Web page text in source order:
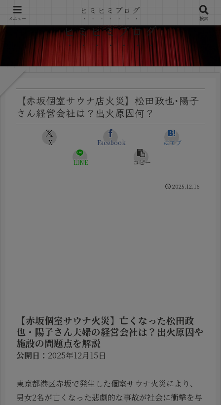
ヒミヒミブログ
【赤坂個室サウナ店火災】松田政也･陽子
さん経営会社は？出火原因何？
X Facebook はてブ
LINE コピー
2025.12.16
【赤坂個室サウナ火災】亡くなった松田政
也・陽子さん夫婦の経営会社は？出火原因や
施設の問題点を解説
公開日： 2025年12月15日
東京都港区赤坂で発生した個室サウナ火災により、
男女2名が亡くなった悲劇的な事故が社会に衝撃を与
メニュー
ヒミヒミブログ
検索